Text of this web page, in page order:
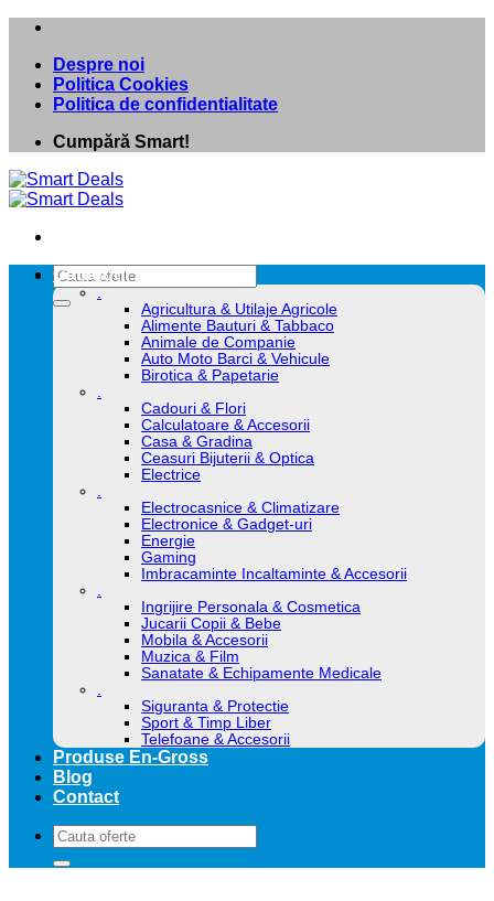
Skip
contentDespre noi
Politica Cookies
Politica de confidentialitate
Cumpără Smart!
Caută
după:
Categorii
.
Agricultura & Utilaje Agricole
Alimente Bauturi & Tabbaco
Animale de Companie
Auto Moto Barci & Vehicule
Birotica & Papetarie
.
Cadouri & Flori
Calculatoare & Accesorii
Casa & Gradina
Ceasuri Bijuterii & Optica
Electrice
.
Electrocasnice & Climatizare
Electronice & Gadget-uri
Energie
Gaming
Imbracaminte Incaltaminte & Accesorii
.
Ingrijire Personala & Cosmetica
Jucarii Copii & Bebe
Mobila & Accesorii
Muzica & Film
Sanatate & Echipamente Medicale
.
Siguranta & Protectie
Sport & Timp Liber
Telefoane & Accesorii
Produse En-Gross
Blog
Contact
Caută
după: